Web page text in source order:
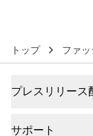
トップ ファ
プレスリリース
サポート